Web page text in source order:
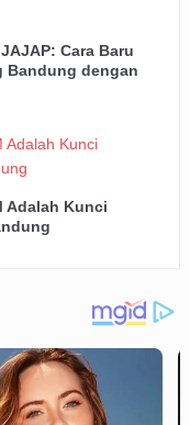
Cara Baru
Bandung dengan
Adalah Kunci